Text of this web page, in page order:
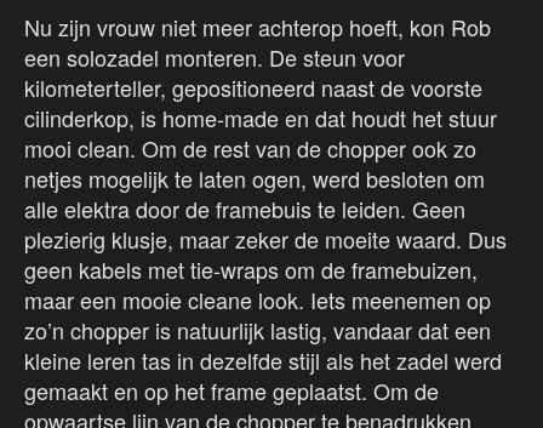
Nu zijn vrouw niet meer achterop hoeft, kon Rob
een solozadel monteren. De steun voor
kilometerteller, gepositioneerd naast de voorste
cilinderkop, is home-made en dat houdt het stuur
mooi clean. Om de rest van de chopper ook zo
netjes mogelijk te laten ogen, werd besloten om
alle elektra door de framebuis te leiden. Geen
plezierig klusje, maar zeker de moeite waard. Dus
geen kabels met tie-wraps om de framebuizen,
maar een mooie cleane look. Iets meenemen op
zo’n chopper is natuurlijk lastig, vandaar dat een
kleine leren tas in dezelfde stijl als het zadel werd
gemaakt en op het frame geplaatst. Om de
opwaartse lijn van de chopper te benadrukken,